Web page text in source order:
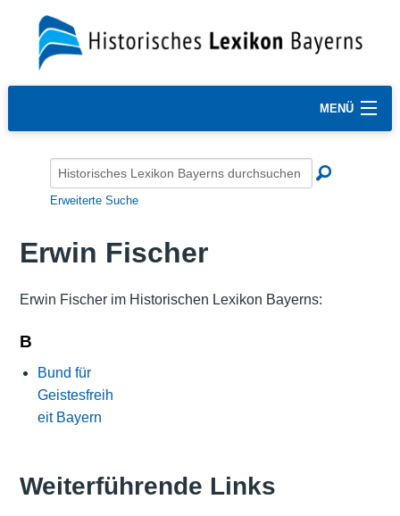
MENÜ
Erweiterte Suche
Erwin Fischer
Erwin Fischer im Historischen Lexikon Bayerns:
B
Bund für
Geistesfreih
eit Bayern
Weiterführende Links